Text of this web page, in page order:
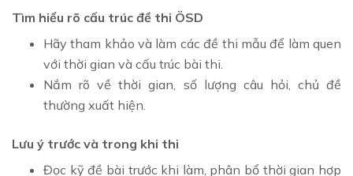
Tìm hiểu rõ cấu trúc đề thi ÖSD
Hãy tham khảo và làm các đề thi mẫu để làm quen
với thời gian và cấu trúc bài thi.
Nắm rõ về thời gian, số lượng câu hỏi, chủ đề
thường xuất hiện.
Lưu ý trước và trong khi thi
Đọc kỹ đề bài trước khi làm, phân bổ thời gian hợp